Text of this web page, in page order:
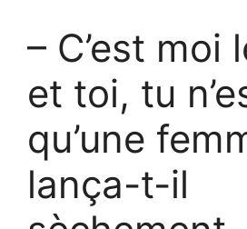
– C’est moi
et toi, tu
qu’une
lança-t-il